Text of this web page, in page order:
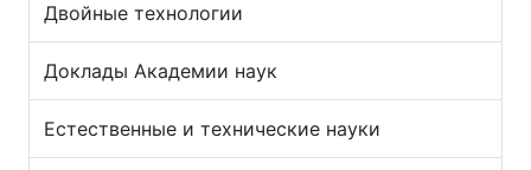
Двойные технологии
Доклады Академии наук
Естественные и технические науки